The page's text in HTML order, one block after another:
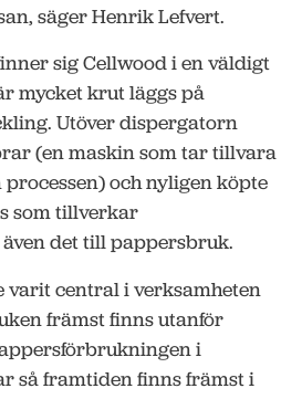
säger Henrik Lefvert.
sig Cellwood i en väldigt
mycket krut läggs på
Utöver dispergatorn
(en maskin som tar tillvara
och nyligen köpte
som tillverkar
det till pappersbruk.
varit central i verksamheten
främst finns utanför
i
så framtiden finns främst i